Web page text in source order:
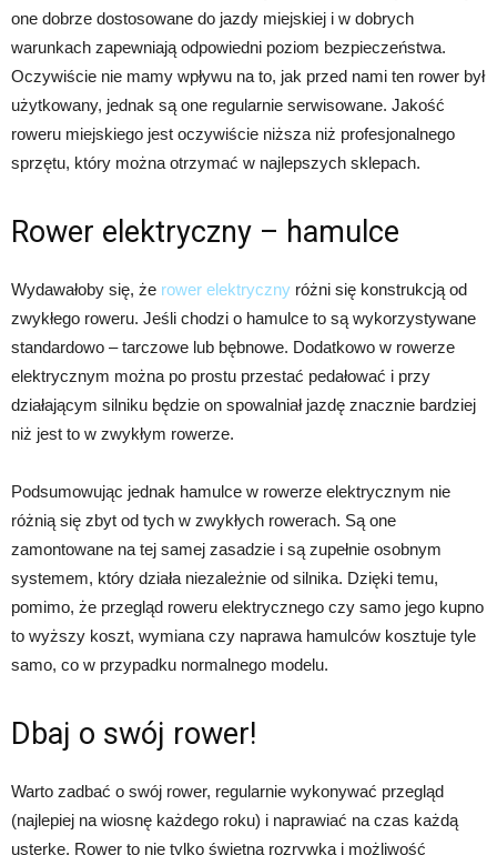
one dobrze dostosowane do jazdy miejskiej i w dobrych
warunkach zapewniają odpowiedni poziom bezpieczeństwa.
Oczywiście nie mamy wpływu na to, jak przed nami ten rower był
użytkowany, jednak są one regularnie serwisowane. Jakość
roweru miejskiego jest oczywiście niższa niż profesjonalnego
sprzętu, który można otrzymać w najlepszych sklepach.
Rower elektryczny – hamulce
Wydawałoby się, że rower elektryczny różni się konstrukcją od
zwykłego roweru. Jeśli chodzi o hamulce to są wykorzystywane
standardowo – tarczowe lub bębnowe. Dodatkowo w rowerze
elektrycznym można po prostu przestać pedałować i przy
działającym silniku będzie on spowalniał jazdę znacznie bardziej
niż jest to w zwykłym rowerze.
Podsumowując jednak hamulce w rowerze elektrycznym nie
różnią się zbyt od tych w zwykłych rowerach. Są one
zamontowane na tej samej zasadzie i są zupełnie osobnym
systemem, który działa niezależnie od silnika. Dzięki temu,
pomimo, że przegląd roweru elektrycznego czy samo jego kupno
to wyższy koszt, wymiana czy naprawa hamulców kosztuje tyle
samo, co w przypadku normalnego modelu.
Dbaj o swój rower!
Warto zadbać o swój rower, regularnie wykonywać przegląd
(najlepiej na wiosnę każdego roku) i naprawiać na czas każdą
usterkę. Rower to nie tylko świetna rozrywka i możliwość